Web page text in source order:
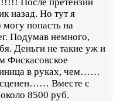
назад. Но тут я
попасть на
Подумав немного,
Деньги не такие уж и
Фискасовское
в руках, чем……
Вместе с
8500 руб.